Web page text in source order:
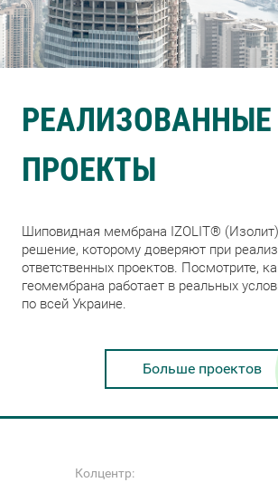
РЕАЛИЗОВАННЫЕ
ПРОЕКТЫ
Шиповидная мембрана IZOLIT®
решение, которому доверяют при
ответственных проектов. Посмотрите,
геомембрана работает в реальных
по всей Украине.
Больше проектов
Колцентр: